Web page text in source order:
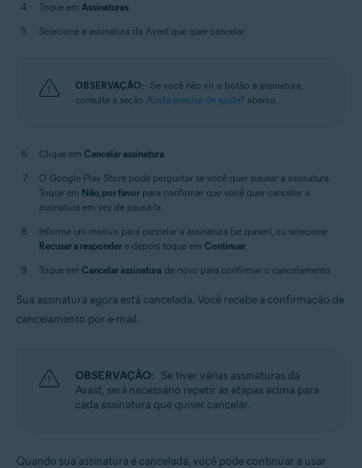
Toque em Assinaturas.
Selecione a assinatura da Avast que quer cancelar.
OBSERVAÇÃO:
Se você não vir o botão a assinatura,
consulte a seção Ainda precisa de ajuda? abaixo.
Clique em Cancelar assinatura.
O Google Play Store pode perguntar se você quer pausar a assinatura.
Toque em Não, por favor para confirmar que você quer cancelar a
assinatura em vez de pausá-la.
Informe um motivo para cancelar a assinatura (se quiser), ou selecione
Recusar a responder e depois toque em Continuar.
Toque em Cancelar assinatura de novo para confirmar o cancelamento.
Sua assinatura agora está cancelada. Você recebe a confirmação de
cancelamento por e-mail.
OBSERVAÇÃO: Se tiver várias assinaturas da
Avast, será necessário repetir as etapas acima para
cada assinatura que quiser cancelar.
Quando sua assinatura é cancelada, você pode continuar a usar